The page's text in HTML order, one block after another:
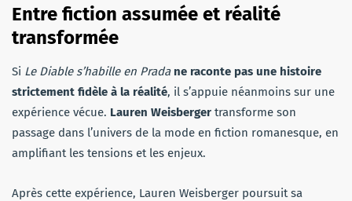
Entre fiction assumée et réalité
transformée
Si Le Diable s’habille en Prada ne raconte pas une histoire
strictement fidèle à la réalité, il s’appuie néanmoins sur une
expérience vécue. Lauren Weisberger transforme son
passage dans l’univers de la mode en fiction romanesque, en
amplifiant les tensions et les enjeux.
Après cette expérience, Lauren Weisberger poursuit sa